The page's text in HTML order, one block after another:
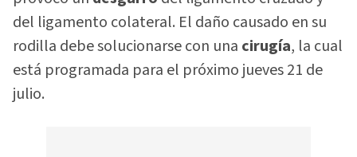
del ligamento colateral. El daño causado en su
rodilla debe solucionarse con una cirugía, la cual
está programada para el próximo jueves 21 de
julio.